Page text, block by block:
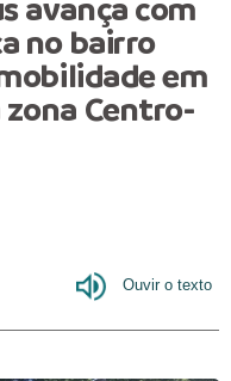
avança com
no bairro
em
Centro-